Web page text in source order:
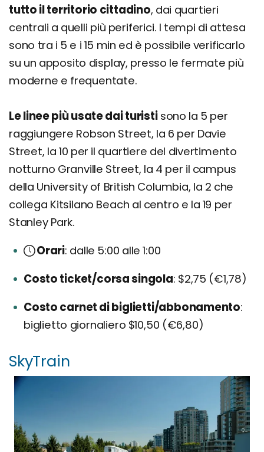
tutto il territorio cittadino, dai quartieri
centrali a quelli più periferici. I tempi di attesa
sono tra i 5 e i 15 min ed è possibile verificarlo
su un apposito display, presso le fermate più
moderne e frequentate.
Le linee più usate dai turistisono la 5 per
raggiungere Robson Street, la 6 per Davie
Street, la 10 per il quartiere del divertimento
notturno Granville Street, la 4 per il campus
della University of British Columbia, la 2 che
collega Kitsilano Beach al centro e la 19 per
Stanley Park.
Orari dalle 5:00 alle 1:00
Costo ticket/corsa singola $2,75 (€1,78)
Costo carnet di biglietti/abbonamento
biglietto giornaliero $10,50 (€6,80)
SkyTrain